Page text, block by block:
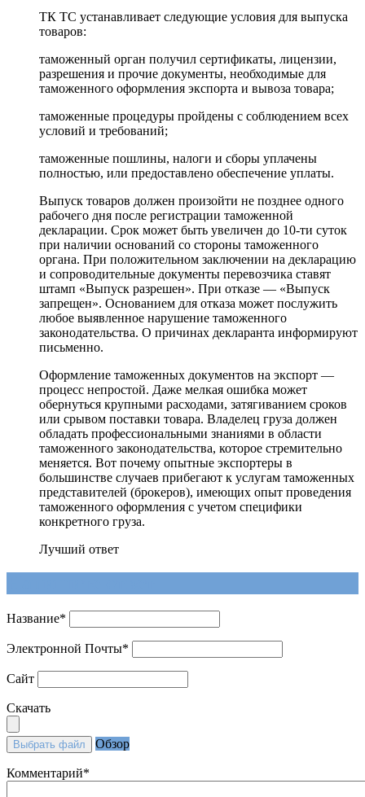
ТК ТС устанавливает следующие условия для выпуска
товаров:
таможенный орган получил сертификаты, лицензии,
разрешения и прочие документы, необходимые для
таможенного оформления экспорта и вывоза товара;
таможенные процедуры пройдены с соблюдением всех
условий и требований;
таможенные пошлины, налоги и сборы уплачены
полностью, или предоставлено обеспечение уплаты.
Выпуск товаров должен произойти не позднее одного
рабочего дня после регистрации таможенной
декларации. Срок может быть увеличен до 10-ти суток
при наличии оснований со стороны таможенного
органа. При положительном заключении на декларацию
и сопроводительные документы перевозчика ставят
штамп «Выпуск разрешен». При отказе — «Выпуск
запрещен». Основанием для отказа может послужить
любое выявленное нарушение таможенного
законодательства. О причинах декларанта информируют
письменно.
Оформление таможенных документов на экспорт —
процесс непростой. Даже мелкая ошибка может
обернуться крупными расходами, затягиванием сроков
или срывом поставки товара. Владелец груза должен
обладать профессиональными знаниями в области
таможенного законодательства, которое стремительно
меняется. Вот почему опытные экспортеры в
большинстве случаев прибегают к услугам таможенных
представителей (брокеров), имеющих опыт проведения
таможенного оформления с учетом специфики
конкретного груза.
Лучший ответ
Название*
Электронной Почты*
Сайт
Скачать
Выбрать файл Обзор
Комментарий*